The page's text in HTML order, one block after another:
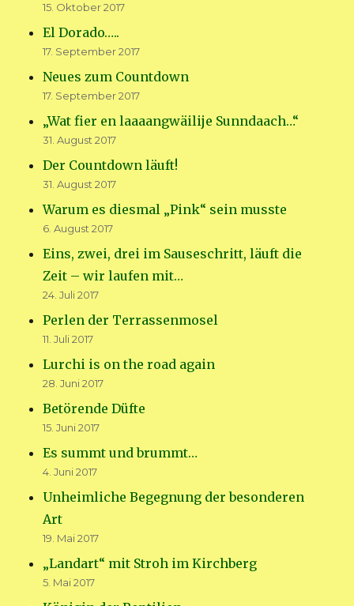
15. Oktober 2017
El Dorado…..
17. September 2017
Neues zum Countdown
17. September 2017
„Wat fier en laaaangwäilije Sunndaach…“
31. August 2017
Der Countdown läuft!
31. August 2017
Warum es diesmal „Pink“ sein musste
6. August 2017
Eins, zwei, drei im Sauseschritt, läuft die
Zeit – wir laufen mit…
24. Juli 2017
Perlen der Terrassenmosel
11. Juli 2017
Lurchi is on the road again
28. Juni 2017
Betörende Düfte
15. Juni 2017
Es summt und brummt…
4. Juni 2017
Unheimliche Begegnung der besonderen
Art
19. Mai 2017
„Landart“ mit Stroh im Kirchberg
5. Mai 2017